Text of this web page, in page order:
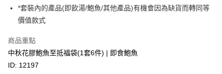
並WhatsApp 90719878 或電郵eshop@premierfood.com.hk，我們在收到
付款訊息後會盡快安排送貨。
順豐智能櫃(智能櫃取件要視乎包裹尺寸限制，如包裹過大，
物流公司會改派其他自取點或其他配送方式。)
順豐站及順豐自提點
每筆HK$80.00，滿HK$380.00或以上免運費
*套裝內的產品(即飲湯/鮑魚/其他產品)有機會因為缺貨而轉同等
價值款式
商品重點
中秋花膠鮑魚至抵福袋(1套6件) | 即食鮑魚
ID: 12197